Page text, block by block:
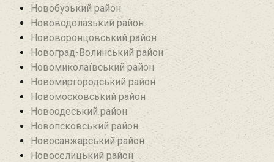
Новобузький район‎
Нововодолазький район
Нововоронцовський район‎
Новоград-Волинський район
Новомиколаївський район‎
Новомиргородський район
Новомосковський район
Новоодеський район‎
Новопсковський район‎
Новосанжарський район
Новоселицький район